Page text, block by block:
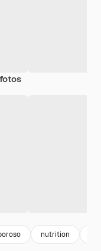
nutrition